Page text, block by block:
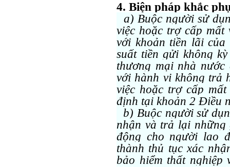
4. Biện pháp khắc
a) Buộc người sử
việc hoặc trợ cấp
với khoản tiền lãi
suất tiền gửi không
thương mại nhà
với hành vi không trả
việc hoặc trợ cấp
định tại khoản 2 Điều
b) Buộc người sử
nhận và trả lại
động cho người lao
thành thủ tục xác
bảo hiểm thất